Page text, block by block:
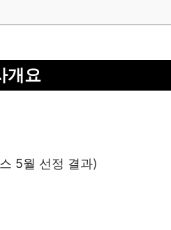
개요
5월 선정 결과)